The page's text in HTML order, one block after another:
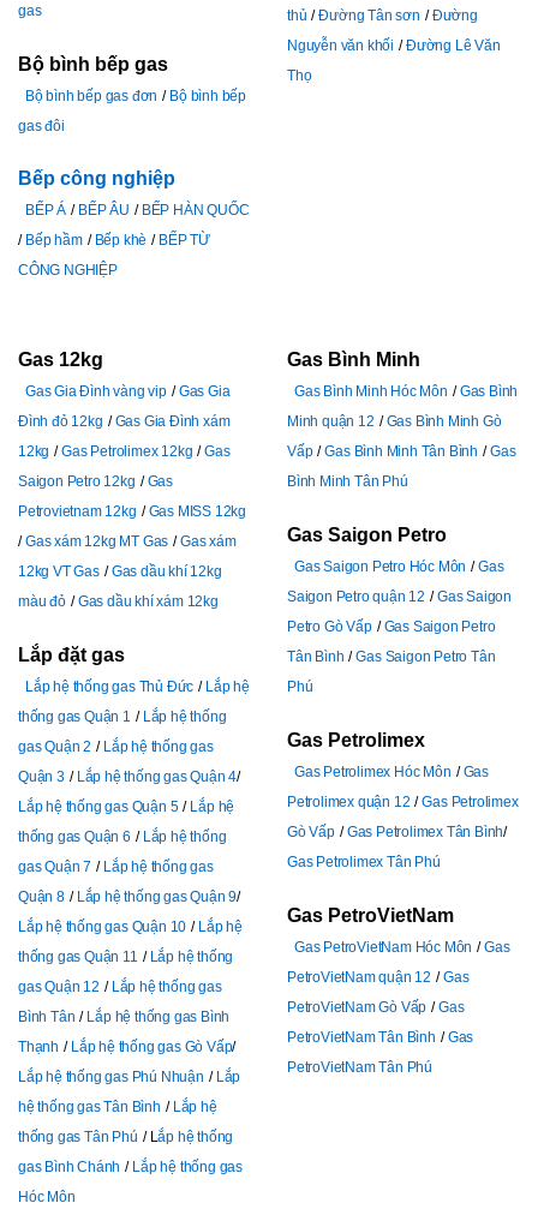
gas
Bộ bình bếp gas
Bộ bình bếp gas đơn
Bộ bình bếp
gas đôi
Bếp công nghiệp
BẾP Á BẾP ÂU
BẾP HÀN QUỐC
Bếp hầm
Bếp khè
BẾP TỪ
CÔNG NGHIỆP
thủ
Đường Tân sơn
Đường
Nguyễn văn khối
Đường Lê Văn
Thọ
Gas 12kg
Gas Gia Đình vàng vip
Gas Gia
Đình đỏ 12kg
Gas Gia Đình xám
12kg
Gas Petrolimex 12kg
Gas
Saigon Petro 12kg
Gas
Petrovietnam 12kg
Gas MISS 12kg
Gas xám 12kg MT Gas
Gas xám
12kg VT Gas
Gas dầu khí 12kg
màu đỏ
Gas dầu khí xám 12kg
Lắp đặt gas
Lắp hệ thống gas Thủ Đức
Lắp hệ
thống gas Quận 1
Lắp hệ thống
gas Quận 2
Lắp hệ thống gas
Quận 3
Lắp hệ thống gas Quận 4
Lắp hệ thống gas Quận 5
Lắp hệ
thống gas Quận 6
Lắp hệ thống
gas Quận 7
Lắp hệ thống gas
Quận 8
Lắp hệ thống gas Quận 9
Lắp hệ thống gas Quận 10
Lắp hệ
thống gas Quận 11
Lắp hệ thống
gas Quận 12
Lắp hệ thống gas
Bình Tân
Lắp hệ thống gas Bình
Thạnh
Lắp hệ thống gas Gò Vấp
Lắp hệ thống gas Phú Nhuận
Lắp
hệ thống gas Tân Bình
Lắp hệ
thống gas Tân Phú
Lắp hệ thống
gas Bình Chánh
Lắp hệ thống gas
Hóc Môn
Gas Bình Minh
Gas Bình Minh Hóc Môn
Gas Bình
Minh quận 12
Gas Bình Minh Gò
Vấp
Gas Bình Minh Tân Bình
Gas
Bình Minh Tân Phú
Gas Saigon Petro
Gas Saigon Petro Hóc Môn
Gas
Saigon Petro quận 12
Gas Saigon
Petro Gò Vấp
Gas Saigon Petro
Tân Bình
Gas Saigon Petro Tân
Phú
Gas Petrolimex
Gas Petrolimex Hóc Môn
Gas
Petrolimex quận 12
Gas Petrolimex
Gò Vấp
Gas Petrolimex Tân Bình
Gas Petrolimex Tân Phú
Gas PetroVietNam
Gas PetroVietNam Hóc Môn
Gas
PetroVietNam quận 12
Gas
PetroVietNam Gò Vấp
Gas
PetroVietNam Tân Bình
Gas
PetroVietNam Tân Phú